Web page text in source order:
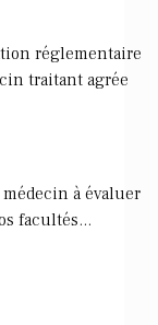
réglementaire
traitant agrée
à évaluer
facultés...